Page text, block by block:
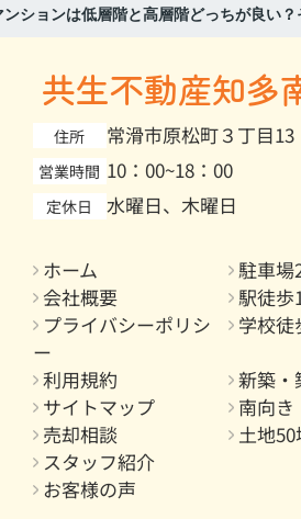
ンションは低層階と高層階どっちが良い
共生不動産知多
住所 常滑市原松町３丁目13
営業時間 10：00~18：00
定休日 水曜日、木曜日
ホーム
駐車場
会社概要
駅徒歩
プライバシーポリシ
ー
学校徒
利用規約
新築・
サイトマップ
南向き
売却相談
土地
スタッフ紹介
お客様の声